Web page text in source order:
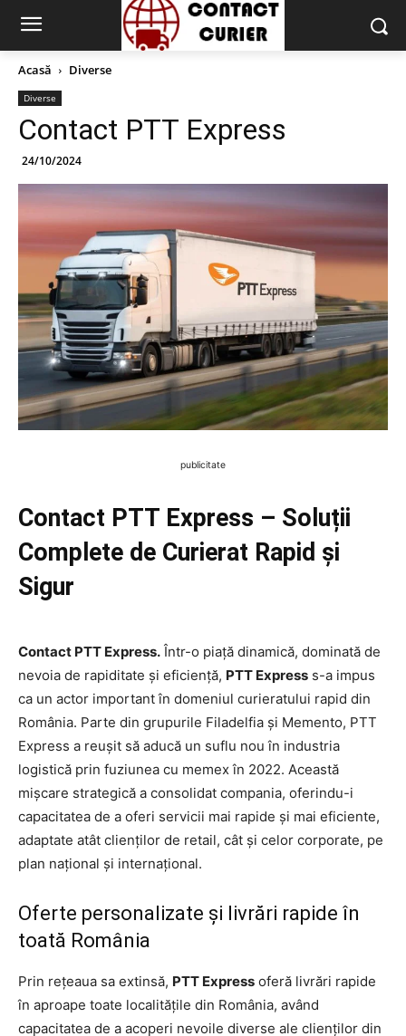
Acasă Diverse
Diverse
Contact PTT Express
24/10/2024
publicitate
Contact PTT Express – Soluții
Complete de Curierat Rapid și
Sigur
Contact PTT Express. Într-o piață dinamică, dominată de
nevoia de rapiditate și eficiență, PTT Express s-a impus
ca un actor important în domeniul curieratului rapid din
România. Parte din grupurile Filadelfia și Memento, PTT
Express a reușit să aducă un suflu nou în industria
logistică prin fuziunea cu memex în 2022. Această
mișcare strategică a consolidat compania, oferindu-i
capacitatea de a oferi servicii mai rapide și mai eficiente,
adaptate atât clienților de retail, cât și celor corporate, pe
plan național și internațional.
Oferte personalizate și livrări rapide în
toată România
Prin rețeaua sa extinsă, PTT Express oferă livrări rapide
în aproape toate localitățile din România, având
capacitatea de a acoperi nevoile diverse ale clienților din